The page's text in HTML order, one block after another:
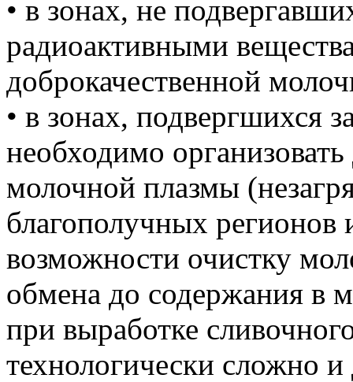
• в зонах, не
радиоактивными
доброкачественной
• в зонах, подвергшихся
необходимо
молочной плазмы
благополучных регионов
возможности очистку
обмена до содержания в
при выработке
технологически сложно и